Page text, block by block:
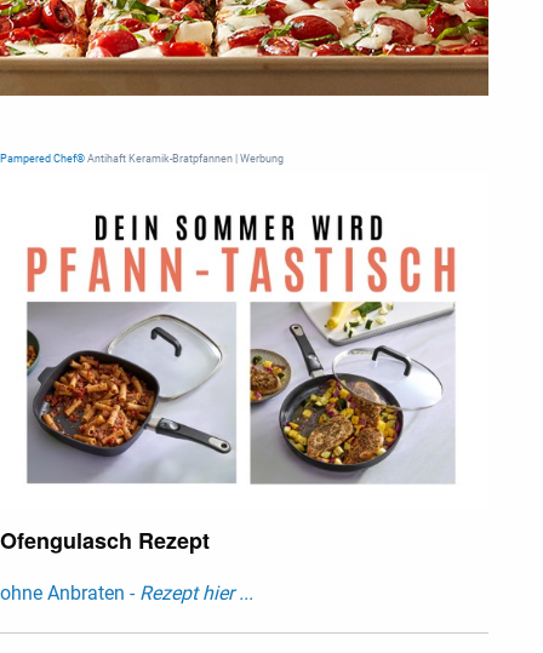
Pampered Chef® Antihaft Keramik-Bratpfannen | Werbung
Ofengulasch Rezept
ohne Anbraten - Rezept hier ...